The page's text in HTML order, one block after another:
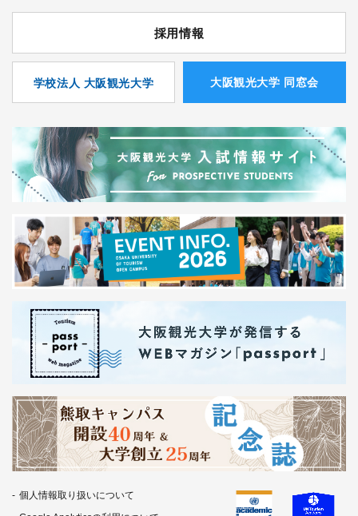
採用情報
学校法人 大阪観光大学 ⼤阪観光⼤学 同窓会
個人情報取り扱いについて